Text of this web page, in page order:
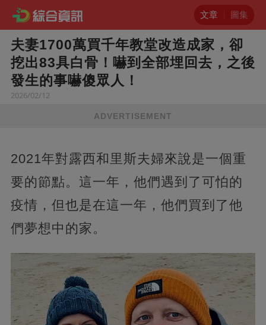
文章 圖集
夫妻1700萬買千年教堂改造成家，卻
挖出83具白骨！嚇到全部埋回去，之後
發生的事嚇傻眾人！
2026/02/12
ADVERTISEMENT
2021年對露西和里斯夫婦來說是一個重
要的節點。這一年，他們遇到了可怕的
疫情，但也是在這一年，他們買到了他
們夢想中的家。